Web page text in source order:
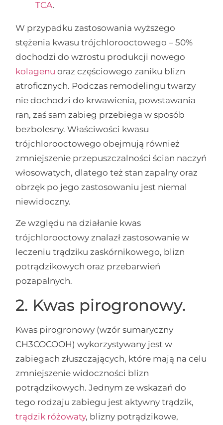
TCA.
W przypadku zastosowania wyższego
stężenia kwasu trójchlorooctowego – 50%
dochodzi do wzrostu produkcji nowego
kolagenu oraz częściowego zaniku blizn
atroficznych. Podczas remodelingu twarzy
nie dochodzi do krwawienia, powstawania
ran, zaś sam zabieg przebiega w sposób
bezbolesny. Właściwości kwasu
trójchlorooctowego obejmują również
zmniejszenie przepuszczalności ścian naczyń
włosowatych, dlatego też stan zapalny oraz
obrzęk po jego zastosowaniu jest niemal
niewidoczny.
Ze względu na działanie kwas
trójchlorooctowy znalazł zastosowanie w
leczeniu trądziku zaskórnikowego, blizn
potrądzikowych oraz przebarwień
pozapalnych.
2. Kwas pirogronowy.
Kwas pirogronowy (wzór sumaryczny
CH3COCOOH) wykorzystywany jest w
zabiegach złuszczających, które mają na celu
zmniejszenie widoczności blizn
potrądzikowych. Jednym ze wskazań do
tego rodzaju zabiegu jest aktywny trądzik,
trądzik różowaty, blizny potrądzikowe,